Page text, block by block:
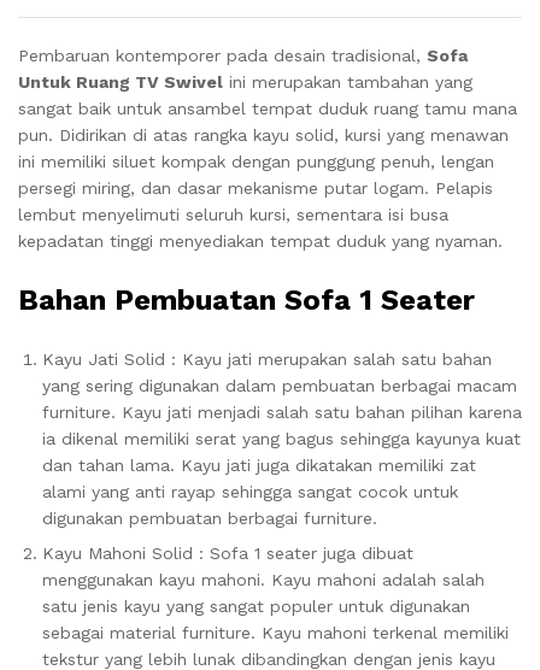
Pembaruan kontemporer pada desain tradisional, Sofa
Untuk Ruang TV Swivel ini merupakan tambahan yang
sangat baik untuk ansambel tempat duduk ruang tamu mana
pun. Didirikan di atas rangka kayu solid, kursi yang menawan
ini memiliki siluet kompak dengan punggung penuh, lengan
persegi miring, dan dasar mekanisme putar logam. Pelapis
lembut menyelimuti seluruh kursi, sementara isi busa
kepadatan tinggi menyediakan tempat duduk yang nyaman.
Bahan Pembuatan Sofa 1 Seater
Kayu Jati Solid : Kayu jati merupakan salah satu bahan
yang sering digunakan dalam pembuatan berbagai macam
furniture. Kayu jati menjadi salah satu bahan pilihan karena
ia dikenal memiliki serat yang bagus sehingga kayunya kuat
dan tahan lama. Kayu jati juga dikatakan memiliki zat
alami yang anti rayap sehingga sangat cocok untuk
digunakan pembuatan berbagai furniture.
Kayu Mahoni Solid : Sofa 1 seater juga dibuat
menggunakan kayu mahoni. Kayu mahoni adalah salah
satu jenis kayu yang sangat populer untuk digunakan
sebagai material furniture. Kayu mahoni terkenal memiliki
tekstur yang lebih lunak dibandingkan dengan jenis kayu